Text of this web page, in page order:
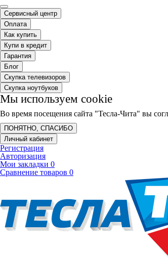
Сервисный центр
Оплата
Как купить
Купи в кредит
Гарантия
Блог
Скупка телевизоров
Скупка ноутбуков
Мы используем cookie
Во время посещения сайта "Тесла-Чита" вы
ПОНЯТНО, СПАСИБО
Личный кабинет
Регистрация
Авторизация
Мои закладки 0
Сравнение товаров 0